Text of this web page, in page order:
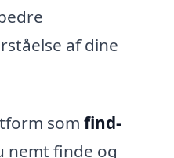
af dine
som find-
nemt finde og